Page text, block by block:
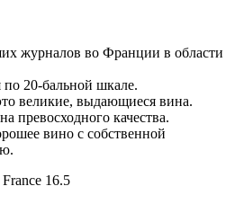
журналов во Франции в области
20-бальной шкале.
великие, выдающиеся вина.
превосходного качества.
вино с собственной
16.5